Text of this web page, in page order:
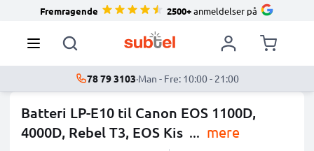
Fremragende 2500+anmeldelser på
78 79 3103·Man - Fre: 10:00 - 21:00
Batteri LP-E10 til Canon EOS 1100D,
4000D, Rebel T3, EOS Kis ... mere